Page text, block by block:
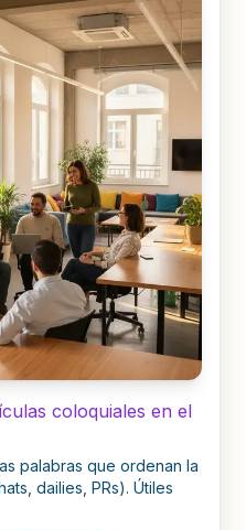
coloquiales en el
palabras que ordenan la
dailies, PRs). Útiles